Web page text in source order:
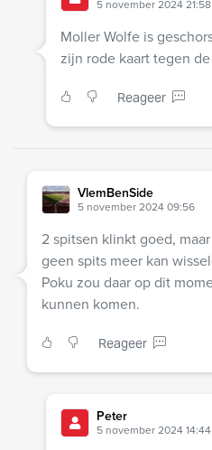
5 november 2024 21:58
Moller Wolfe is
zijn rode kaart tegen
Reageer
VlemBenSide
5 november 2024 09:56
2 spitsen klinkt goed,
geen spits meer kan
Poku zou daar op dit
kunnen komen.
Reageer
Peter
5 november 2024 14:44